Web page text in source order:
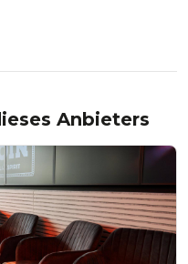
Anbieters